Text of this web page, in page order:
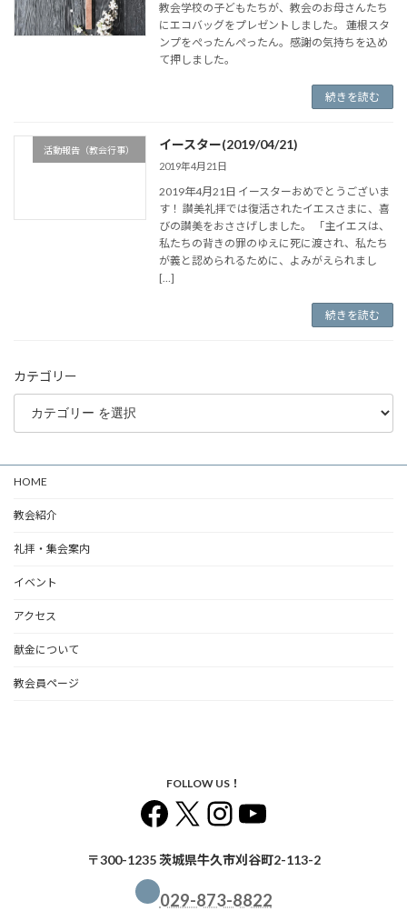
教会学校の子どもたちが、教会のお母さんたち
にエコバッグをプレゼントしました。 蓮根スタ
ンプをぺったんぺったん。感謝の気持ちを込め
て押しました。
続きを読む
活動報告（教会行事） イースター(2019/04/21)
2019年4月21日
2019年4月21日 イースターおめでとうございま
す！ 讃美礼拝では復活されたイエスさまに、喜
びの讃美をおささげしました。 「主イエスは、
私たちの背きの罪のゆえに死に渡され、私たち
が義と認められるために、よみがえられまし
[…]
続きを読む
カテゴリー
HOME
教会紹介
礼拝・集会案内
イベント
アクセス
献金について
教会員ページ
FOLLOW US！
Facebook
X Instagram
YouTube
〒300-1235 茨城県牛久市刈谷町2-113-2
029-873-8822